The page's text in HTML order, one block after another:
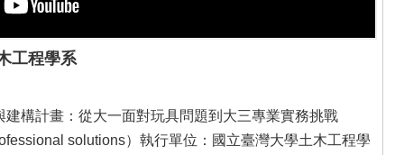
工程學系
構計畫：從大一面對玩具問題到大三專業實務挑戰
solutions）執行單位：國立臺灣大學土木工程學